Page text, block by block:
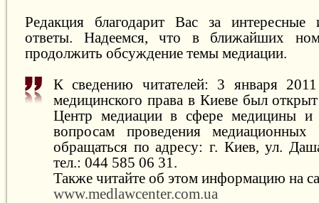
Редакция благодарит Вас за
ответы. Надеемся, что в ближайших
продолжить обсуждение темы медиации.
К сведению читателей: 3 января
медицинского права в Киеве был
Центр медиации в сфере медицины и
вопросам проведения
обращаться по адресу: г. Киев, ул.
тел.: 044 585 06 31.
Также читайте об этом информацию на
www.medlawcenter.com.ua